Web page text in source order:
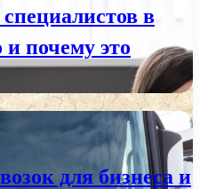
в
почему это
для бизнеса и